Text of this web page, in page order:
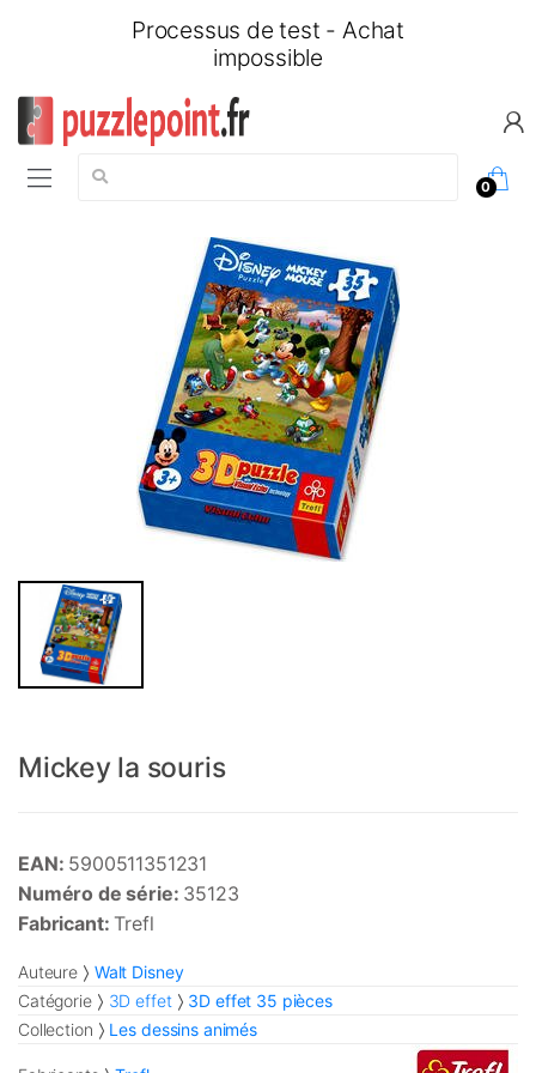
Processus de test - Achat
impossible
Chercher:
0
Mickey la souris
EAN: 5900511351231
Numéro de série: 35123
Fabricant: Trefl
Auteure
Walt Disney
Catégorie
3D effet
3D effet 35 pièces
Collection
Les dessins animés